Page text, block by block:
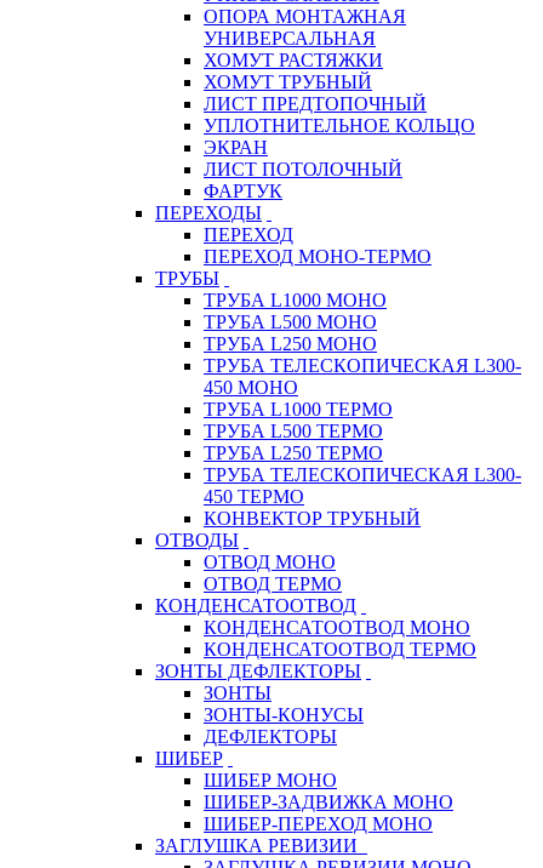
ОПОРА МОНТАЖНАЯ
УНИВЕРСАЛЬНАЯ
ХОМУТ РАСТЯЖКИ
ХОМУТ ТРУБНЫЙ
ЛИСТ ПРЕДТОПОЧНЫЙ
УПЛОТНИТЕЛЬНОЕ КОЛЬЦО
ЭКРАН
ЛИСТ ПОТОЛОЧНЫЙ
ФАРТУК
ПЕРЕХОДЫ
ПЕРЕХОД
ПЕРЕХОД МОНО-ТЕРМО
ТРУБЫ
ТРУБА L1000 МОНО
ТРУБА L500 МОНО
ТРУБА L250 МОНО
ТРУБА ТЕЛЕСКОПИЧЕСКАЯ L300-
450 МОНО
ТРУБА L1000 ТЕРМО
ТРУБА L500 ТЕРМО
ТРУБА L250 ТЕРМО
ТРУБА ТЕЛЕСКОПИЧЕСКАЯ L300-
450 ТЕРМО
КОНВЕКТОР ТРУБНЫЙ
ОТВОДЫ
ОТВОД МОНО
ОТВОД ТЕРМО
КОНДЕНСАТООТВОД
КОНДЕНСАТООТВОД МОНО
КОНДЕНСАТООТВОД ТЕРМО
ЗОНТЫ ДЕФЛЕКТОРЫ
ЗОНТЫ
ЗОНТЫ-КОНУСЫ
ДЕФЛЕКТОРЫ
ШИБЕР
ШИБЕР МОНО
ШИБЕР-ЗАДВИЖКА МОНО
ШИБЕР-ПЕРЕХОД МОНО
ЗАГЛУШКА РЕВИЗИИ